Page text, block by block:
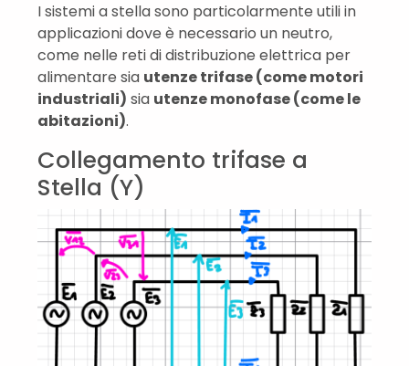
I sistemi a stella sono particolarmente utili in
applicazioni dove è necessario un neutro,
come nelle reti di distribuzione elettrica per
alimentare sia utenze trifase (come motori
industriali) sia utenze monofase (come le
abitazioni).
Collegamento trifase a
Stella (Y)